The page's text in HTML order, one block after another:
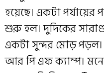
হয়েছে। একটা পর্যায়ের
শুরু হল। দুদিকের
একটা সুন্দর মোড়
আর পি এফ ক্যাম্প।